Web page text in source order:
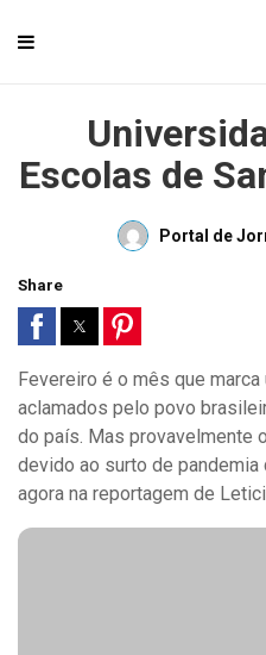
Escolas de
Portal de
Share
Fevereiro é o mês que
aclamados pelo povo
do país. Mas provavelmente
devido ao surto de pandemia
agora na reportagem de